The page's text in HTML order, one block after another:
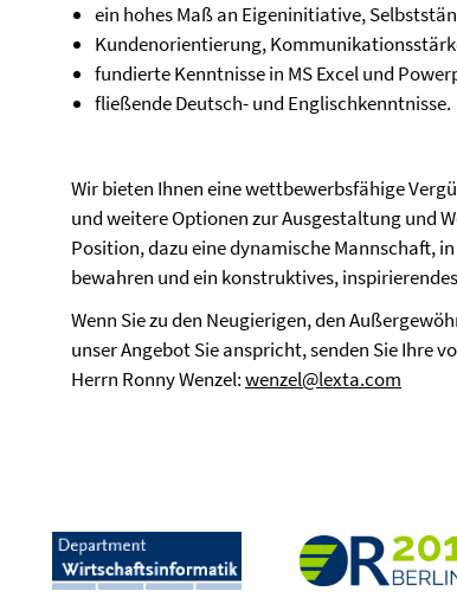
ein hohes Maß an Eigeninitiative,
Kundenorientierung,
fundierte Kenntnisse in MS Excel und
fließende Deutsch- und Englischkenntnisse.
Wir bieten Ihnen eine wettbewerbsfähige
und weitere Optionen zur Ausgestaltung und
Position, dazu eine dynamische Mannschaft,
bewahren und ein konstruktives,
Wenn Sie zu den Neugierigen, den
unser Angebot Sie anspricht, senden Sie Ihre
Herrn Ronny Wenzel:wenzel@lexta.com